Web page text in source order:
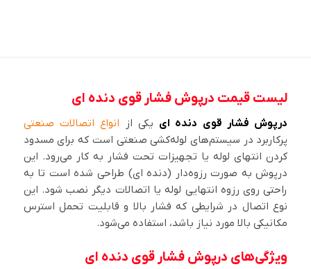
لیست قیمت درپوش فشار قوی دنده ای
درپوش فشار قوی دنده ای یکی از انواع اتصالات صنعتی
پرکاربرد در سیستم‌های لوله‌کشی صنعتی است که برای مسدود
کردن انتهای لوله یا تجهیزات تحت فشار به کار می‌رود. این
درپوش به صورت رزوه‌دار (دنده ای) طراحی شده است تا به
راحتی روی رزوه انتهایی لوله یا اتصالات دیگر نصب شود. این
نوع اتصال در شرایطی که فشار بالا و قابلیت تحمل استرس
مکانیکی بالا مورد نیاز باشد، استفاده می‌شود.
ویژگی‌های درپوش فشار قوی دنده ای